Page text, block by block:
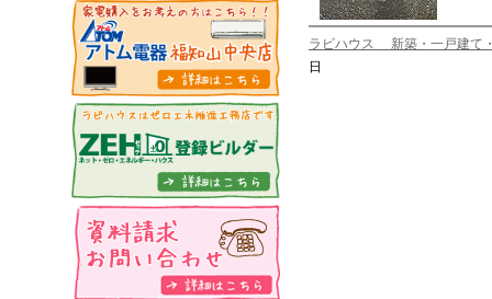
ラビハウス 新築・一戸建て
日